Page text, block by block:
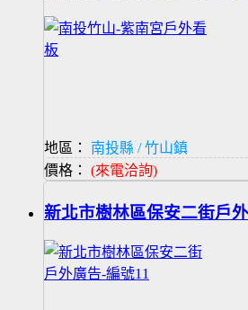
地區：
南投縣 / 竹山鎮
價格： (來電洽詢)
新北市樹林區保安二街戶